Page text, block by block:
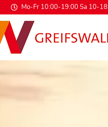
Mo-Fr 10:00-19:00 Sa 10-